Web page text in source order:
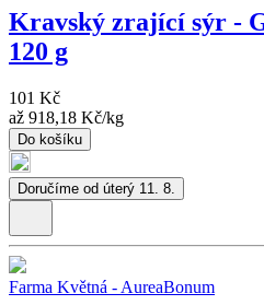
Kravský zrající sýr -
120 g
101 Kč
až 918,18 Kč/kg
Do košíku
Doručíme od úterý 11. 8.
Farma Květná - AureaBonum